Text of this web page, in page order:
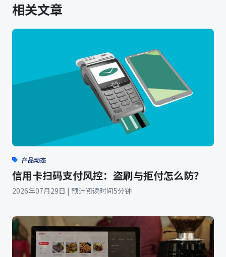
相关文章
产品动态
信用卡扫码支付风控：盗刷与拒付怎么防？
2026年07月29日 | 预计阅读时间5分钟